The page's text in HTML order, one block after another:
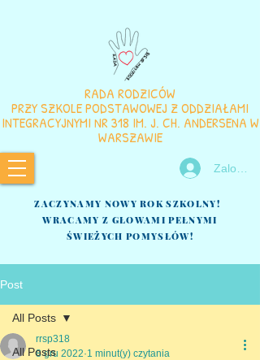
Zaloguj
RADA RODZICÓW
PRZY SZKOLE PODSTAWOWEJ Z ODDZIAŁAMI
INTEGRACYJNYMI NR 318 IM. J. CH. ANDERSENA W
WARSZAWIE
ZACZYNAMY NOWY ROK SZKOLNY!
WRACAMY Z GŁOWAMI PEŁNYMI
ŚWIEŻYCH POMYSŁÓW!
Post
All Posts
All Posts
rrsp318
8 gru 2022 1 minut(y) czytania